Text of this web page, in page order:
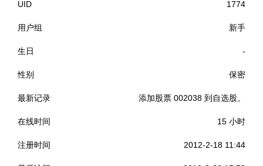
UID 1774
用户组 新手
生日 -
性别 保密
最新记录 添加股票 002038 到自选股。
在线时间 15 小时
注册时间 2012-2-18 11:44